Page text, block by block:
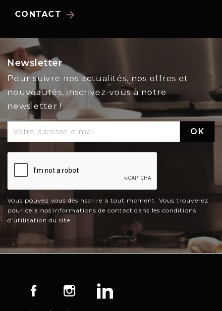
CONTACT arrow_forward
Newsletter
Pour suivre nos actualités, nos offres et
nouveautés, inscrivez-vous à notre
newsletter !
Vous pouvez vous désinscrire à tout moment. Vous trouverez
pour cela nos informations de contact dans les conditions
d'utilisation du site.
Facebook Instagram